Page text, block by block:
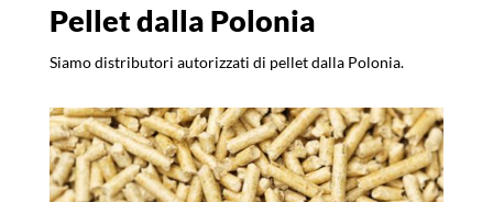
Pellet dalla Polonia
Siamo distributori autorizzati di pellet dalla Polonia.